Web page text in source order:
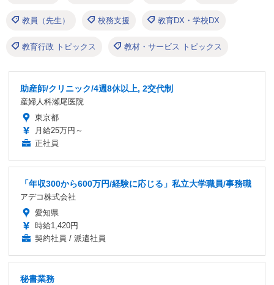
教員（先生） 校務支援 教育DX・学校DX
教育行政 トピックス 教材・サービス トピックス
助産師/クリニック/4週8休以上, 2交代制
産婦人科瀬尾医院
東京都
月給25万円～
正社員
「年収300から600万円/経験に応じる」私立大学職員/事務職
アデコ株式会社
愛知県
時給1,420円
契約社員 / 派遣社員
秘書業務